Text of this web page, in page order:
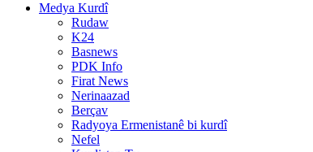
Medya Kurdî
Rudaw
K24
Basnews
PDK Info
Firat News
Nerinaazad
Berçav
Radyoya Ermenistanê bi kurdî
Nefel